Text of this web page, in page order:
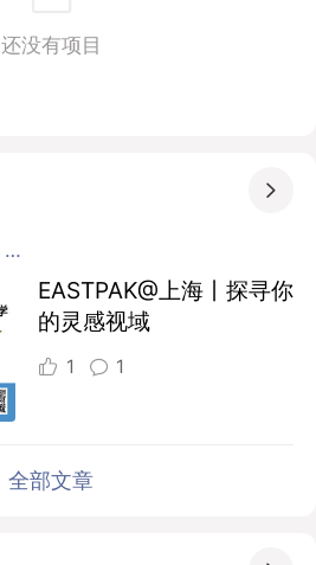
还没有项目

EASTPAK@上海丨探寻你
的灵感视域
1 1
全部文章